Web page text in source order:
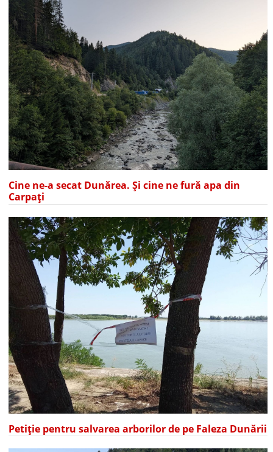
Cine ne-a secat Dunărea. Și cine ne fură apa din
Carpați
Petiție pentru salvarea arborilor de pe Faleza Dunării